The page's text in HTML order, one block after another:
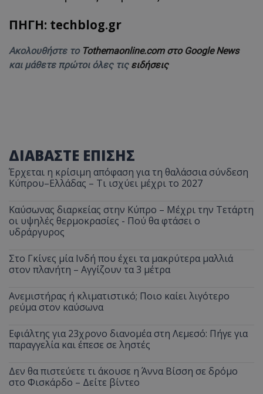
ΠΗΓΗ: techblog.gr
Ακολουθήστε το Tothemaonline.com στο Google News
και μάθετε πρώτοι όλες τις ειδήσεις
ΔΙΑΒΑΣΤΕ ΕΠΙΣΗΣ
Έρχεται η κρίσιμη απόφαση για τη θαλάσσια σύνδεση
Κύπρου–Ελλάδας – Τι ισχύει μέχρι το 2027
Καύσωνας διαρκείας στην Κύπρο – Μέχρι την Τετάρτη
οι υψηλές θερμοκρασίες - Πού θα φτάσει ο
υδράργυρος
Στο Γκίνες μία Ινδή που έχει τα μακρύτερα μαλλιά
στον πλανήτη – Αγγίζουν τα 3 μέτρα
Ανεμιστήρας ή κλιματιστικό; Ποιο καίει λιγότερο
ρεύμα στον καύσωνα
Εφιάλτης για 23χρονο διανομέα στη Λεμεσό: Πήγε για
παραγγελία και έπεσε σε ληστές
Δεν θα πιστεύετε τι άκουσε η Άννα Βίσση σε δρόμο
στο Φισκάρδο – Δείτε βίντεο